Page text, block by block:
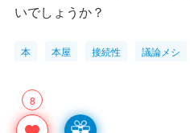
いでしょうか？
本 本屋 接続性 議論メシ
8